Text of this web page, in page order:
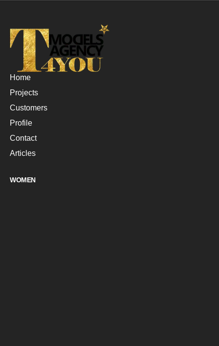
Home
Projects
Customers
Profile
Contact
Articles
WOMEN